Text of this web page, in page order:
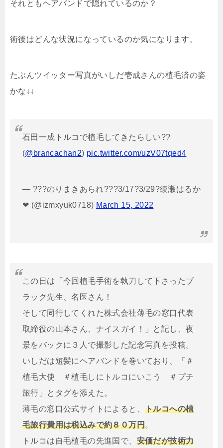
それともヘアバンドで隠れているのか？
術後はどんな状況になっているのか気になります。
たぶんツイッター写真がいしだ壱成さんの植毛済の姿
かな↓↓
石田一成トルコで植毛してきたらしい??
(@brancachan2) pic.twitter.com/uzV07tqed4
— ???のりまきあられ???3/17?3/29?綾瀬はるか
❤ (@izmxyuk0718) March 15, 2022
この日は「今回植毛手術を執刀して下さったブ
ラック先生、名医さん！
そして同行してくれた株式会社薄毛の窓口代表
取締役の山本さん、ナイスガイ！」と記し、夜
景をバックに３人で撮影した記念写真を投稿。
いしだは短髪にヘアバンドを巻いており、「＃
植毛大使 ＃植毛しにトルコにいこう ＃プチ
旅行」とタグを添えた。
薄毛の窓口公式サイトによると、 トルコへの植
毛旅行費用は税込みで約８０万円。
トルコは自毛植毛の先進国で、 安価だが技術力